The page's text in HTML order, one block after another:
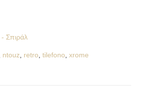
Σπιράλ
ntouz retro tilefono xrome